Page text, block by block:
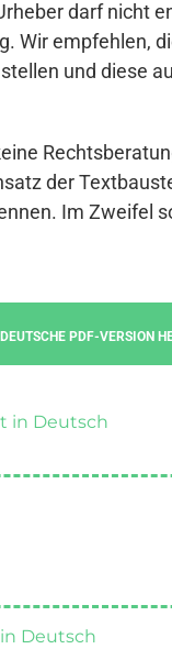
darf nicht
Wir empfehlen,
und diese
der
Im Zweifel
DEUTSCHE PDF-VERSION
in Deutsch
Deutsch